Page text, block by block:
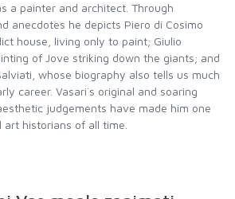
a painter and architect. Through
anecdotes he depicts Piero di Cosimo
house, living only to paint; Giulio
of Jove striking down the giants; and
whose biography also tells us much
career. Vasari`s original and soaring
judgements have made him one
historians of all time.